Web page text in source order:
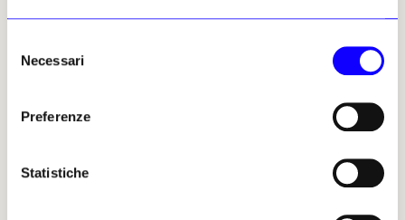
delNecessari
Preferenze
Statistiche
Giusi Diana
chiese storiche e avviare le
necessarie operazioni di tutela